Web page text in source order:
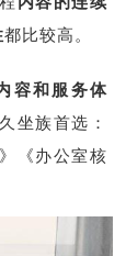
都比较高。
容和服务体
坐族首选：
《办公室核